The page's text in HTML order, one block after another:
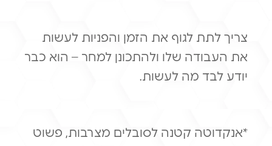
צריך לתת לגוף את הזמן והפניות לעשות
את העבודה שלו ולהתכונן למחר – הוא כבר
יודע לבד מה לעשות.
*אנקדוטה קטנה לסובלים מצרבות, פשוט